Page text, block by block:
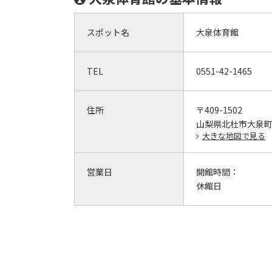
スポット名 大泉体育館
TEL 0551-42-1465
住所
〒409-1502
山梨県北杜市大泉
大きな地図で見る
営業日
開館時間：
休館日